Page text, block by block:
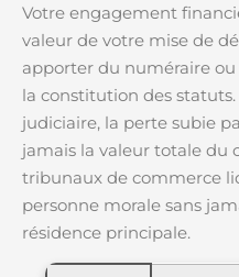
Votre engagement
valeur de votre mise de
apporter du numéraire
la constitution des
judiciaire, la perte subie
jamais la valeur totale du
tribunaux de commerce
personne morale sans
résidence principale.